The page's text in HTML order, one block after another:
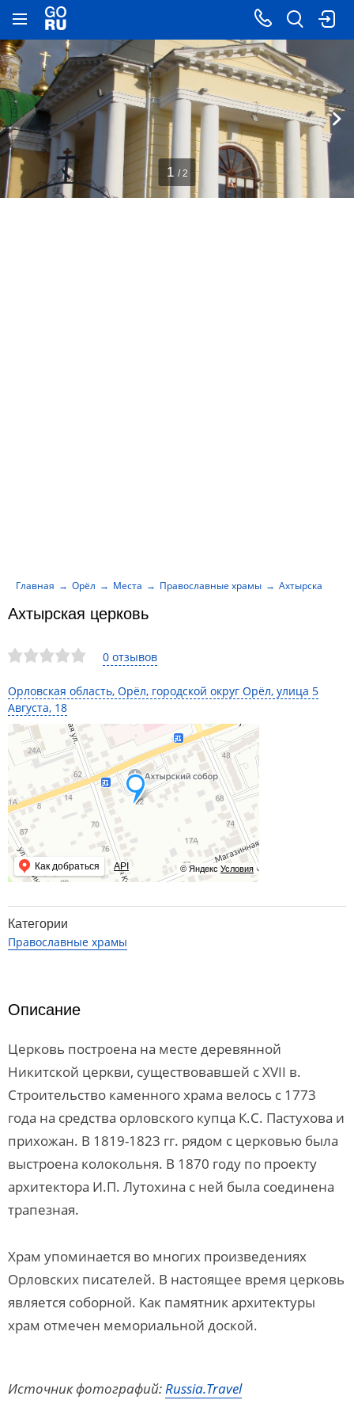
0 отзывов
Орловская область, Орёл, городской округ Орёл, улица 5
Августа, 18
© Яндекс Условия
Как добраться API
Ахтырская церковь
Главная Орёл Места Православные храмы Ахтырская
1 / 2
Категории
Православные храмы
Описание
Церковь построена на месте деревянной
Никитской церкви, существовавшей с XVII в.
Строительство каменного храма велось с 1773
года на средства орловского купца К.С. Пастухова и
прихожан. В 1819-1823 гг. рядом с церковью была
выстроена колокольня. В 1870 году по проекту
архитектора И.П. Лутохина с ней была соединена
трапезная.
Храм упоминается во многих произведениях
Орловских писателей. В настоящее время церковь
является соборной. Как памятник архитектуры
храм отмечен мемориальной доской.
Источник фотографий:Russia.Travel